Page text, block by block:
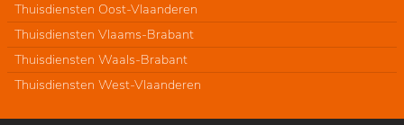
Thuisdiensten Oost-Vlaanderen
Thuisdiensten Vlaams-Brabant
Thuisdiensten Waals-Brabant
Thuisdiensten West-Vlaanderen